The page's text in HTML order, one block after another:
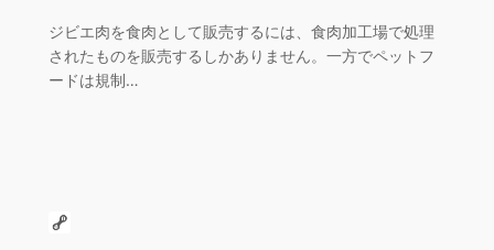
ジビエ肉を食肉として販売するには、食肉加工場で処理
されたものを販売するしかありません。一方でペットフ
ードは規制…